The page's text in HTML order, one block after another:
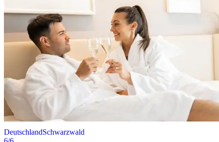
DeutschlandSchwarzwald